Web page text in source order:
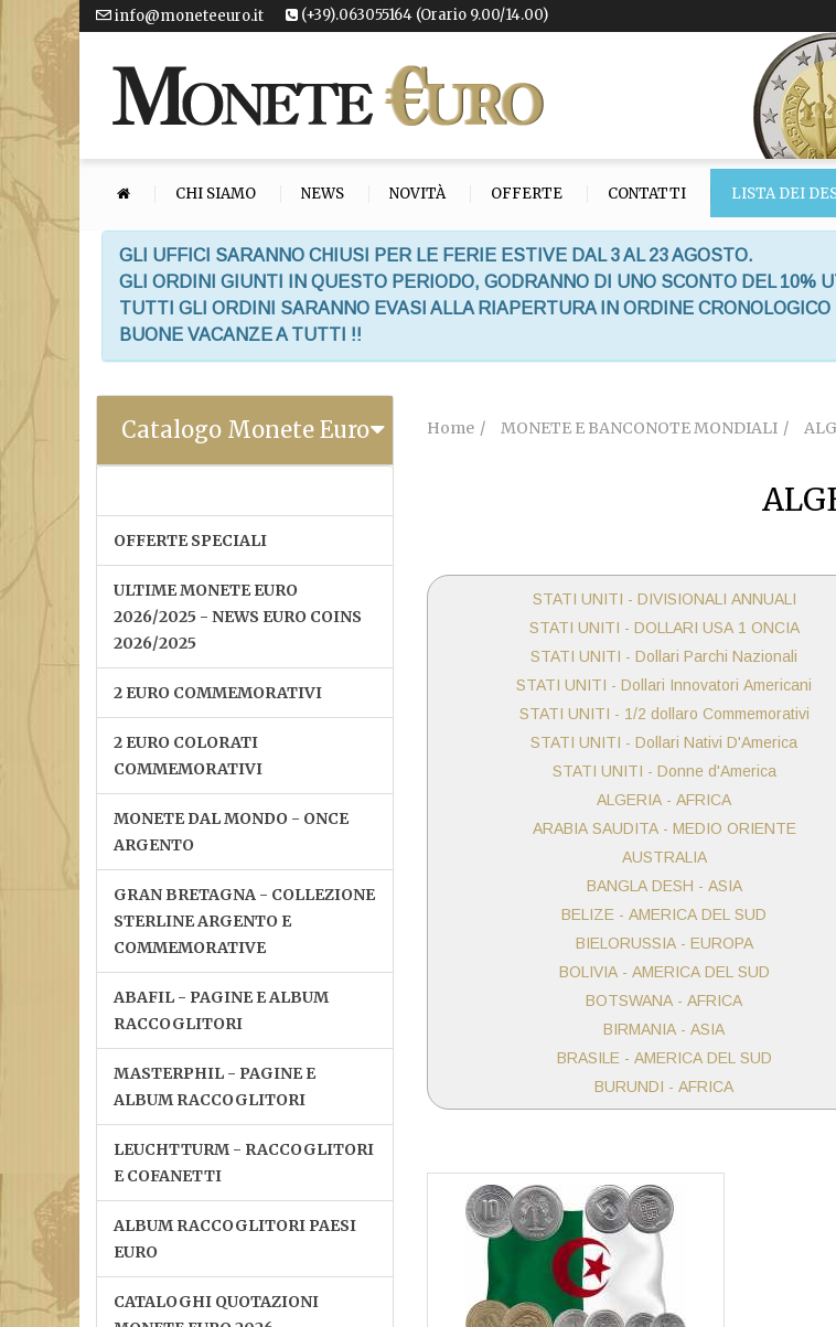
info@moneteeuro.it (+39).063055164 (Orario 9.00/14.00)
CHI SIAMO NEWS NOVITÀ OFFERTE CONTATTI LISTA DEI
GLI UFFICI SARANNO CHIUSI PER LE FERIE ESTIVE DAL 3 AL 23 AGOSTO.
GLI ORDINI GIUNTI IN QUESTO PERIODO, GODRANNO DI UNO SCONTO DEL 10%
TUTTI GLI ORDINI SARANNO EVASI ALLA RIAPERTURA IN ORDINE CRONOLOGICO
BUONE VACANZE A TUTTI !!
Catalogo Monete Euro
OFFERTE SPECIALI
ULTIME MONETE EURO
2026/2025 - NEWS EURO COINS
2026/2025
2 EURO COMMEMORATIVI
2 EURO COLORATI
COMMEMORATIVI
MONETE DAL MONDO - ONCE
ARGENTO
GRAN BRETAGNA - COLLEZIONE
STERLINE ARGENTO E
COMMEMORATIVE
ABAFIL - PAGINE E ALBUM
RACCOGLITORI
MASTERPHIL - PAGINE E
ALBUM RACCOGLITORI
LEUCHTTURM - RACCOGLITORI
E COFANETTI
ALBUM RACCOGLITORI PAESI
EURO
CATALOGHI QUOTAZIONI
Home MONETE E BANCONOTE MONDIALI
STATI UNITI - DIVISIONALI ANNUALI
STATI UNITI - DOLLARI USA 1 ONCIA
STATI UNITI - Dollari Parchi Nazionali
STATI UNITI - Dollari Innovatori Americani
STATI UNITI - 1/2 dollaro Commemorativi
STATI UNITI - Dollari Nativi D'America
STATI UNITI - Donne d'America
ALGERIA - AFRICA
ARABIA SAUDITA - MEDIO ORIENTE
AUSTRALIA
BANGLA DESH - ASIA
BELIZE - AMERICA DEL SUD
BIELORUSSIA - EUROPA
BOLIVIA - AMERICA DEL SUD
BOTSWANA - AFRICA
BIRMANIA - ASIA
BRASILE - AMERICA DEL SUD
BURUNDI - AFRICA